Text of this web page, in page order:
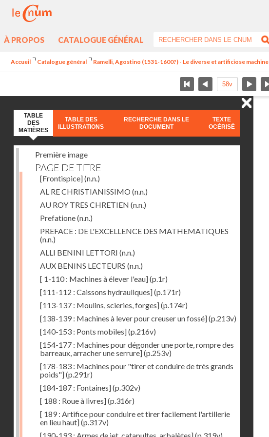
À PROPOS CATALOGUE GÉNÉRAL
Accueil Catalogue général Ramelli, Agostino (1531-1600?) - Le diverse et artificiose machine
TABLE
DES
MATIÈRES
TABLE DES
ILLUSTRATIONS
RECHERCHE DANS LE
DOCUMENT
TEXTE
OCÉRISÉ
Première image
PAGE DE TITRE
[Frontispice](n.n.)
AL RE CHRISTIANISSIMO (n.n.)
AU ROY TRES CHRETIEN (n.n.)
Prefatione(n.n.)
PREFACE : DE L'EXCELLENCE DES MATHEMATIQUES
(n.n.)
ALLI BENINI LETTORI (n.n.)
AUX BENINS LECTEURS (n.n.)
[ 1-110 : Machines à élever l'eau](p.1r)
[111-112 : Caissons hydrauliques](p.171r)
[113-137 : Moulins, scieries, forges](p.174r)
[138-139 : Machines à lever pour creuser un fossé](p.213v)
[140-153 : Ponts mobiles](p.216v)
[154-177 : Machines pour dégonder une porte, rompre des
barreaux, arracher une serrure](p.253v)
[178-183 : Machines pour "tirer et conduire de très grands
poids"](p.291r)
[184-187 : Fontaines](p.302v)
[ 188 : Roue à livres](p.316r)
[ 189 : Artifice pour conduire et tirer facilement l'artillerie
en lieu haut](p.317v)